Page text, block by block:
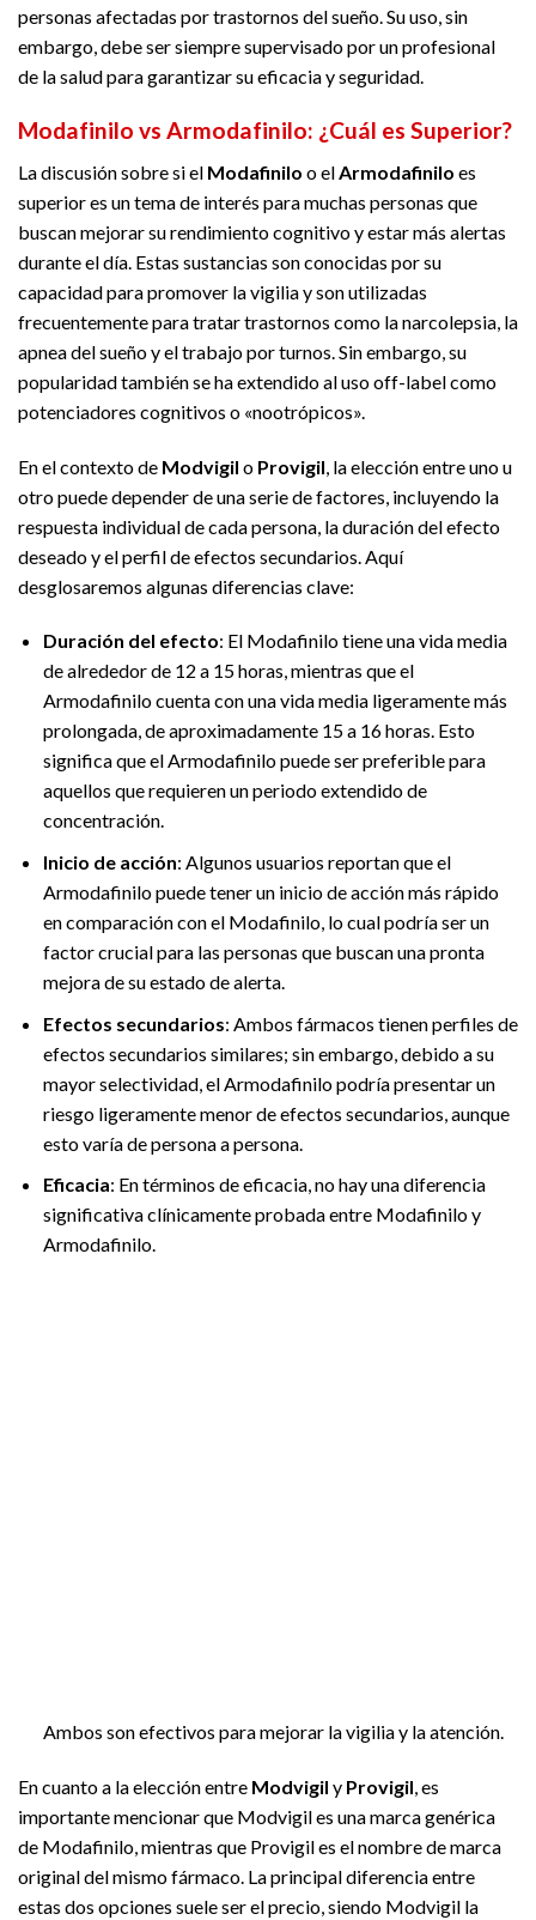
personas afectadas por trastornos del sueño. Su uso, sin
embargo, debe ser siempre supervisado por un profesional
de la salud para garantizar su eficacia y seguridad.
Modafinilo vs Armodafinilo: ¿Cuál es Superior?
La discusión sobre si el Modafinilo o elArmodafinilo es
superior es un tema de interés para muchas personas que
buscan mejorar su rendimiento cognitivo y estar más alertas
durante el día. Estas sustancias son conocidas por su
capacidad para promover la vigilia y son utilizadas
frecuentemente para tratar trastornos como la narcolepsia, la
apnea del sueño y el trabajo por turnos. Sin embargo, su
popularidad también se ha extendido al uso off-label como
potenciadores cognitivos o «nootrópicos».
En el contexto de Modvigil o Provigil , la elección entre uno u
otro puede depender de una serie de factores, incluyendo la
respuesta individual de cada persona, la duración del efecto
deseado y el perfil de efectos secundarios. Aquí
desglosaremos algunas diferencias clave:
Duración del efecto: El Modafinilo tiene una vida media
de alrededor de 12 a 15 horas, mientras que el
Armodafinilo cuenta con una vida media ligeramente más
prolongada, de aproximadamente 15 a 16 horas. Esto
significa que el Armodafinilo puede ser preferible para
aquellos que requieren un periodo extendido de
concentración.
Inicio de acción: Algunos usuarios reportan que el
Armodafinilo puede tener un inicio de acción más rápido
en comparación con el Modafinilo, lo cual podría ser un
factor crucial para las personas que buscan una pronta
mejora de su estado de alerta.
Efectos secundarios: Ambos fármacos tienen perfiles de
efectos secundarios similares; sin embargo, debido a su
mayor selectividad, el Armodafinilo podría presentar un
riesgo ligeramente menor de efectos secundarios, aunque
esto varía de persona a persona.
Eficacia: En términos de eficacia, no hay una diferencia
significativa clínicamente probada entre Modafinilo y
Armodafinilo.
Ambos son efectivos para mejorar la vigilia y la atención.
En cuanto a la elección entre Modvigil y Provigil, es
importante mencionar que Modvigil es una marca genérica
de Modafinilo, mientras que Provigil es el nombre de marca
original del mismo fármaco. La principal diferencia entre
estas dos opciones suele ser el precio, siendo Modvigil la